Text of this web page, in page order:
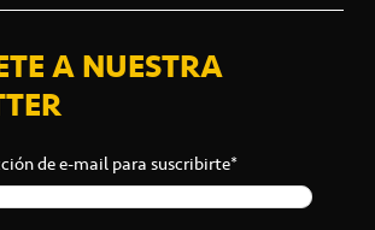
A NUESTRA
de e-mail para suscribirte*